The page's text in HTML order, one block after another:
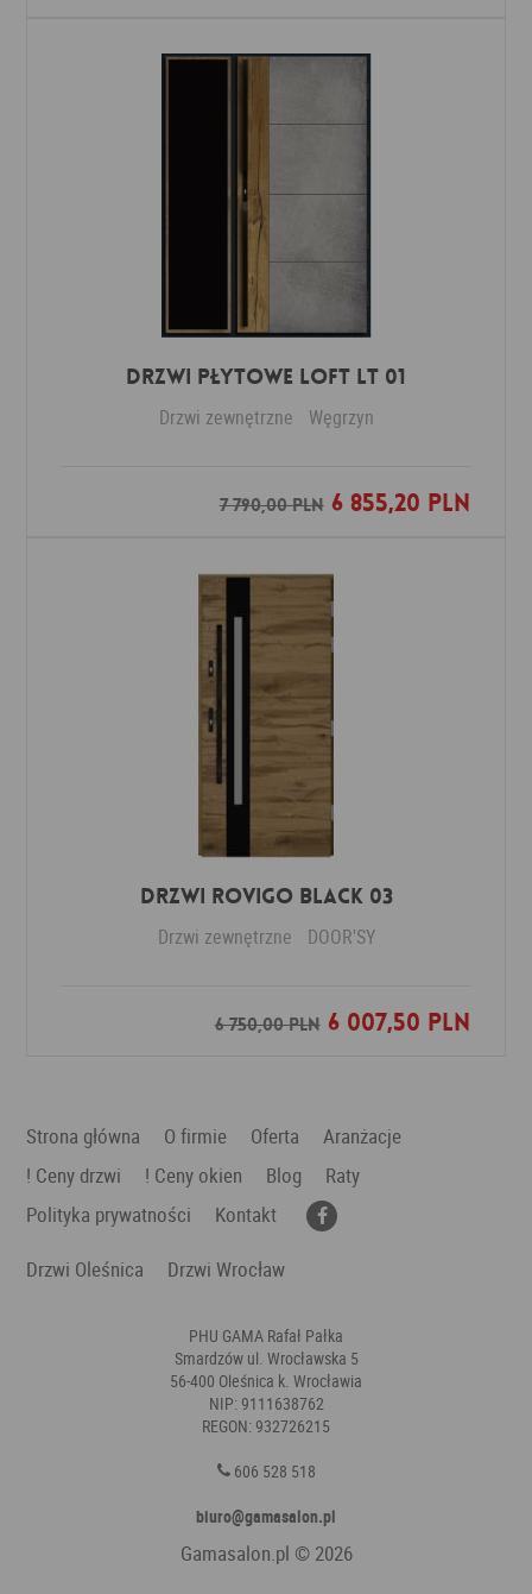
DRZWI PŁYTOWE LOFT LT 01
Drzwi zewnętrzne Węgrzyn
7 790,00 PLN6 855,20 PLN
Dodaj do ulubionych
DRZWI ROVIGO BLACK 03
Drzwi zewnętrzne DOOR'SY
6 750,00 PLN6 007,50 PLN
Dodaj do ulubionych
Strona główna O firmie Oferta
Aranżacje
! Ceny drzwi
! Ceny okien Blog
Raty
Polityka prywatności
Kontakt
Drzwi Oleśnica
Drzwi Wrocław
PHU GAMA Rafał Pałka
Smardzów ul. Wrocławska 5
56-400 Oleśnica k. Wrocławia
NIP: 9111638762
REGON: 932726215
606 528 518
biuro@gamasalon.pl
Gamasalon.pl © 2026